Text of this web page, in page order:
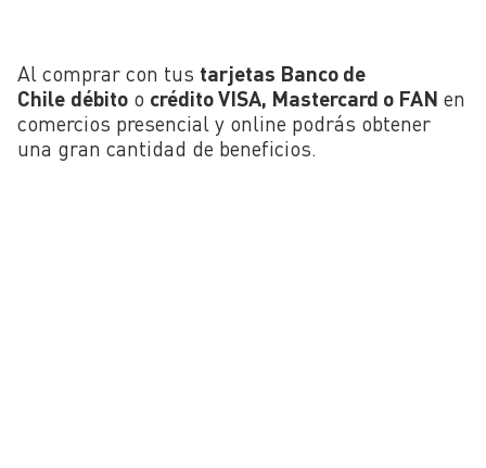
Al comprar con tus tarjetas Banco de
Chile débito o crédito VISA, Mastercard o FAN en
comercios presencial y online podrás obtener
una gran cantidad de beneficios.